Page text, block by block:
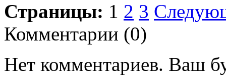
Страницы: 1 2 3
Комментарии (0)
Нет комментариев. Ваш